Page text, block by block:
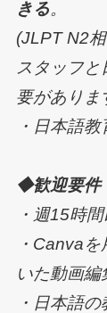
きる。
(JLPT N2
スタッフ
要がありま
・日本語教
◆歓迎要件
・週15時
・Canva
いた動画編
・日本語